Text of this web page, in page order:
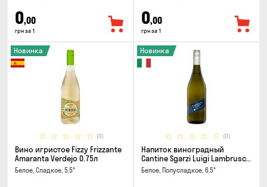
0,00
грн за 1
0,00
грн за 1
(0)
Новинка
Вино игристое Fizzy Frizzante
Amaranta Verdejo 0.75л
Белое, Сладкое, 5.5°
(0)
Новинка
Напиток виноградный
Cantine Sgarzi Luigi Lambrusco
IGT Emilia Bianca Frizziante
0.75л
Белое, Полусладкое, 6.5°